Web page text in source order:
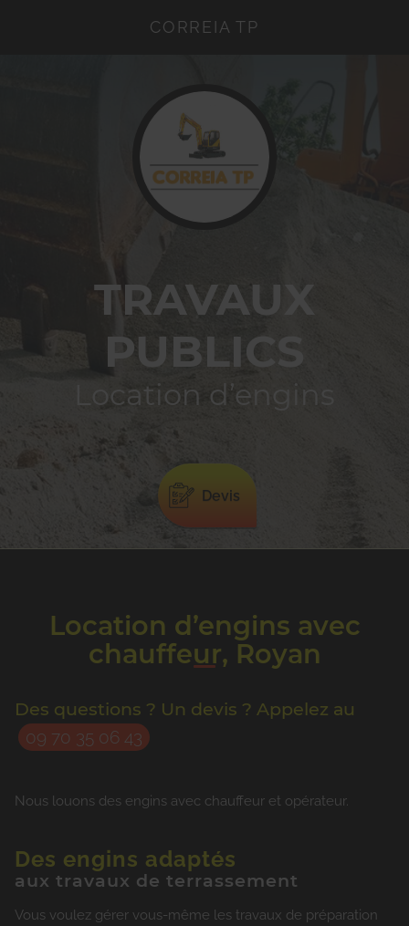
TRAVAUX
PUBLICS
Location d’engins
Devis
Location d’engins avec
chauffeur, Royan
Des questions ? Un devis ? Appelez au
09 70 35 06 43
Nous louons des engins avec chauffeur et opérateur.
Des engins adaptés
aux travaux de terrassement
Vous voulez gérer vous-même les travaux de préparation
CORREIA TP